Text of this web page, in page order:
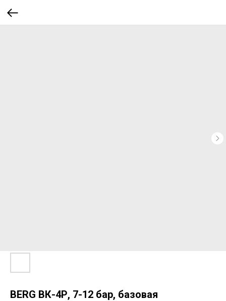
BERG ВК-4Р, 7-12 бар, базовая